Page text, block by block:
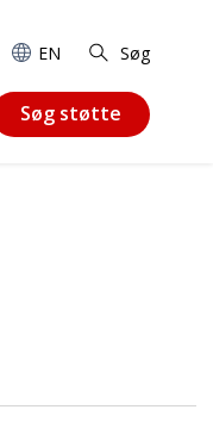
EN Søg
Søg støtte